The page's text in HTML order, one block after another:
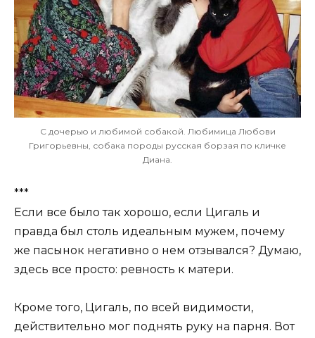
С дочерью и любимой собакой. Любимица Любови
Григорьевны, собака породы русская борзая по кличке
Диана.
***
Если все было так хорошо, если Цигаль и
правда был столь идеальным мужем, почему
же пасынок негативно о нем отзывался? Думаю,
здесь все просто: ревность к матери.
Кроме того, Цигаль, по всей видимости,
действительно мог поднять руку на парня. Вот